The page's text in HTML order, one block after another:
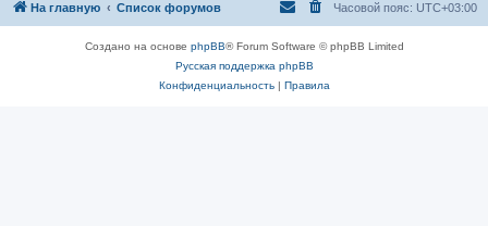
На главную Список форумов Часовой пояс: UTC+03:00
Создано на основе phpBB® Forum Software © phpBB Limited
Русская поддержка phpBB
Конфиденциальность| Правила